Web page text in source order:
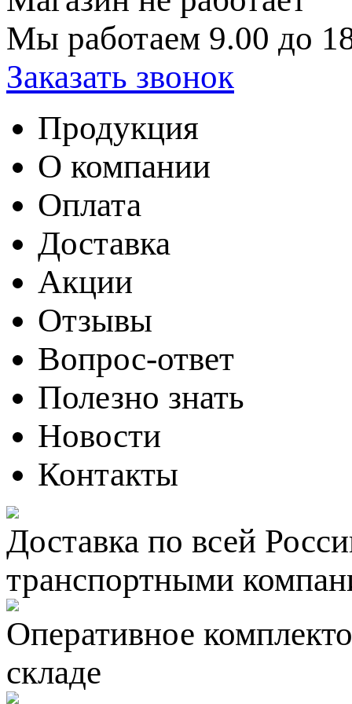
Мы работаем 9.00 до
Заказать звонок
Продукция
О компании
Оплата
Доставка
Акции
Отзывы
Вопрос-ответ
Полезно знать
Новости
Контакты
Доставка по всей
транспортными
Оперативное
складе